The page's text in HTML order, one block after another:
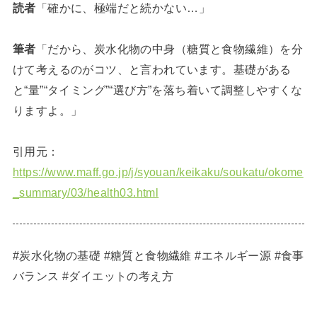
読者 「確かに、極端だと続かない…」
筆者 「だから、炭水化物の中身（糖質と食物繊維）を分
けて考えるのがコツ、と言われています。基礎がある
と“量”“タイミング”“選び方”を落ち着いて調整しやすくな
りますよ。」
引用元：
https://www.maff.go.jp/j/syouan/keikaku/soukatu/okome
_summary/03/health03.html
#炭水化物の基礎 #糖質と食物繊維 #エネルギー源 #食事
バランス #ダイエットの考え方